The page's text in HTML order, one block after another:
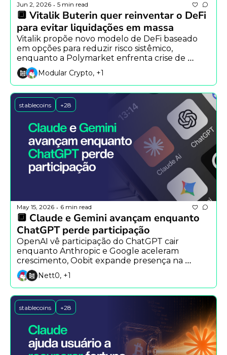
Jun 2, 2026 • 5 min read
🔲 Vitalik Buterin quer reinventar o DeFi
para evitar liquidações em massa
Vitalik propõe novo modelo de DeFi baseado
em opções para reduzir risco sistêmico,
enquanto a Polymarket enfrenta crise de
governança e ETFs de Bitcoin registram saída
recorde em meio ao avanço das ações de IA.
Modular Crypto, +1
stablecoins +28
May 15, 2026 • 6 min read
🔲 Claude e Gemini avançam enquanto
ChatGPT perde participação
OpenAI vê participação do ChatGPT cair
enquanto Anthropic e Google aceleram
crescimento, Oobit expande presença na
América Latina e estudo alerta sobre riscos de
agentes autônomos.
Nett0, +1
stablecoins +28